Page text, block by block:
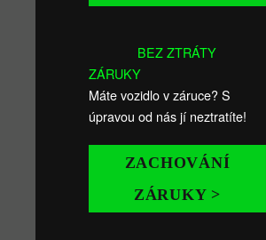
BEZ ZTRÁTY
ZÁRUKY
Máte vozidlo v záruce? S
úpravou od nás jí neztratíte!
ZACHOVÁNÍ
ZÁRUKY >